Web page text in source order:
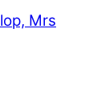
Mrs